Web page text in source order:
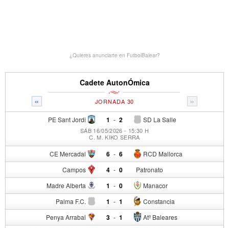
¿Quieres anunciarte en FutbolBalear?
Cadete AutonÓmica
« »
JORNADA 30
PE Sant Jordi 1 - SD La Salle
2
SÁB 16/05/2026 - 15:30 H
C. M. KIKO SERRA
CE Mercadal 6 - RCD Mallorca
6
Campos 4 - Patronato
0
Madre Alberta 1 - Manacor
0
Palma F.C. 1 - Constancia
1
Penya Arrabal 3 - Atº Baleares
1